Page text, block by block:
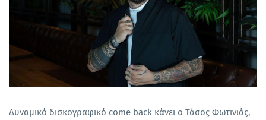
Δυναμικό δισκογραφικό come back κάνει ο Τάσος Φωτινιάς,